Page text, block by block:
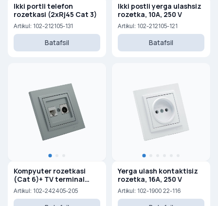
Ikki portli telefon
rozetkasi (2xRj45 Cat 3)
Artikul: 102-212105-131
Batafsil
Ikki postli yerga ulashsiz
rozetka, 10A, 250 V
Artikul: 102-212105-121
Batafsil
Kompyuter rozetkasi
(Cat 6)+ TV terminal
rozetkasi (0,5 dB) (F)
Artikul: 102-242405-205
Yerga ulash kontaktisiz
rozetka, 16A, 250 V
Artikul: 102-1900 22-116